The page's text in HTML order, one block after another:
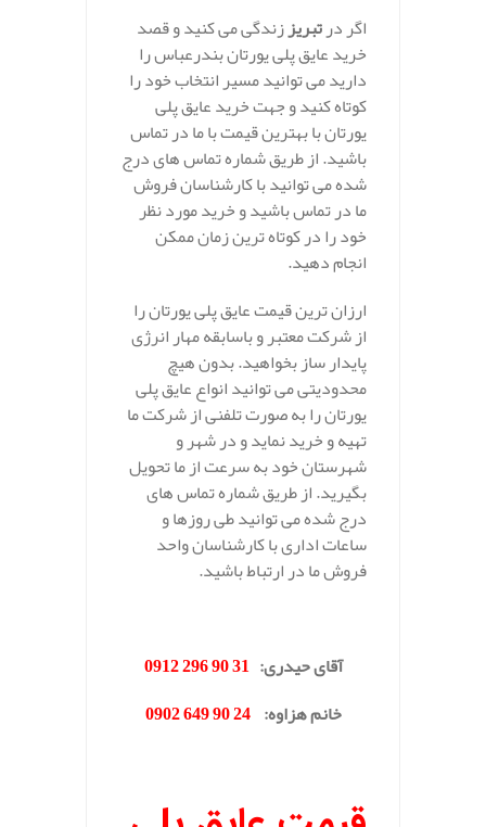
اگر درتبریززندگی می کنید و قصد
خرید عایق پلی یورتان بندرعباس را
دارید می توانید مسیر انتخاب خود را
کوتاه کنید و جهت خرید عایق پلی
یورتان با بهترین قیمت با ما در تماس
باشید. از طریق شماره تماس های درج
شده می توانید با کارشناسان فروش
ما در تماس باشید و خرید مورد نظر
خود را در کوتاه ترین زمان ممکن
انجام دهید.
ارزان ترین قیمت عایق پلی یورتان را
از شرکت معتبر و باسابقه مهار انرژی
پایدار ساز بخواهید. بدون هیچ
محدودیتی می توانید انواع عایق پلی
یورتان را به صورت تلفنی از شرکت ما
تهیه و خرید نماید و در شهر و
شهرستان خود به سرعت از ما تحویل
بگیرید. از طریق شماره تماس های
درج شده می توانید طی روزها و
ساعات اداری با کارشناسان واحد
فروش ما در ارتباط باشید.
آقای حیدری:
31 90 296 0912
خانم هزاوه:
24 90 649 0902